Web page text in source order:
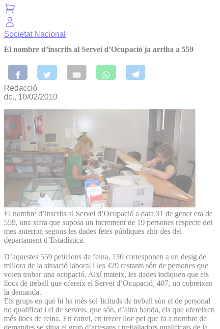
Societat Nacional
El nombre d’inscrits al Servei d’Ocupació ja arriba a 559
Redacció
dc., 10/02/2010
El nombre d’inscrits al Servei d’Ocupació a data 31 de gener era de
559, una xifra que suposa un increment de 19 persones respecte del
mes anterior, segons les dades fetes públiques ahir des del
departament d’Estadística.
D’aquestes 559 peticions de feina, 130 corresponen a un desig de
millora de la situació laboral i les 429 restants són de persones que
volen trobar una ocupació. Així mateix, les dades indiquen que els
llocs de treball que ofereix el Servei d’Ocupació, 407, no cobreixen
la demanda.
Els grups en què hi ha més sol·licituds de treball són el de personal
no qualificat i el de serveis, que són, d’altra banda, els que ofereixen
més llocs de feina. En canvi, en tercer lloc pel que fa a nombre de
demandes se situa el grup d’artesans i treballadors qualificats de la